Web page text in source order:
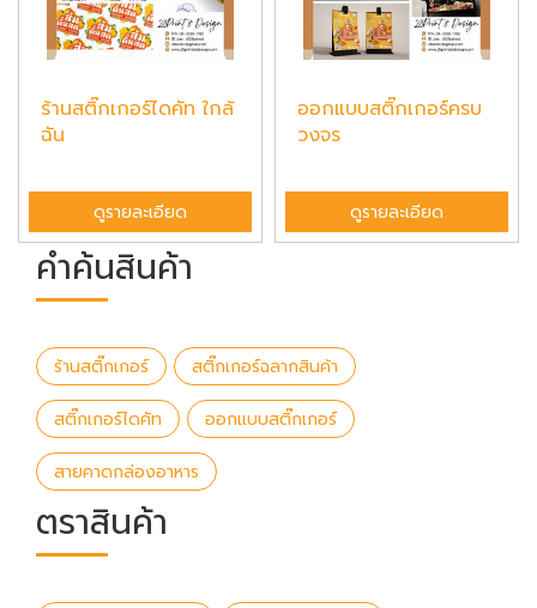
ร้านสติ๊กเกอร์ไดคัท ใกล้
ฉัน
ดูรายละเอียด
ออกแบบสติ๊กเกอร์ครบ
วงจร
ดูรายละเอียด
คำค้นสินค้า
ร้านสติ๊กเกอร์ สติ๊กเกอร์ฉลากสินค้า
สติ๊กเกอร์ไดคัท ออกแบบสติ๊กเกอร์
สายคาดกล่องอาหาร
ตราสินค้า